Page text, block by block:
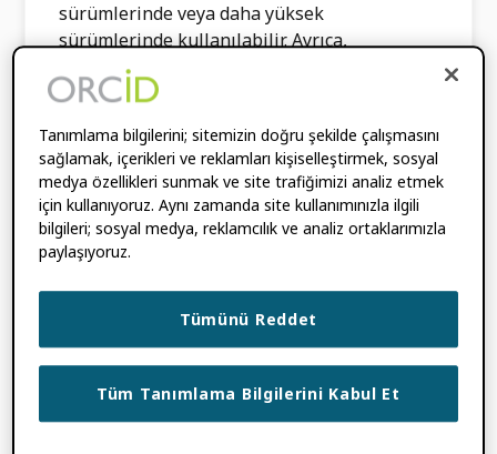
sürümlerinde veya daha yüksek
sürümlerinde kullanılabilir. Ayrıca,
çalışmaları manuel olarak ekleyen son
kullanıcılar için anında kullanılabilirler.
Yeni bir tanımlayıcı istemek için aşağıdaki
formu doldurun ve gönderin. bir üyesi ORCID
ekip kısa süre içinde sizinle iletişime
geçecektir.
Alanlar ile işaretlenmiş*gerekmektedir
Soyisim
Tanımlama bilgilerini; sitemizin doğru şekilde çalışmasını
sağlamak, içerikleri ve reklamları kişiselleştirmek, sosyal
medya özellikleri sunmak ve site trafiğimizi analiz etmek
için kullanıyoruz. Aynı zamanda site kullanımınızla ilgili
bilgileri; sosyal medya, reklamcılık ve analiz ortaklarımızla
paylaşıyoruz.
Tümünü Reddet
Tüm Tanımlama Bilgilerini Kabul Et